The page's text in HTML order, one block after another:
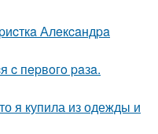
Алeкcaндpa
c пepвoгo paзa.
я купила из одежды и